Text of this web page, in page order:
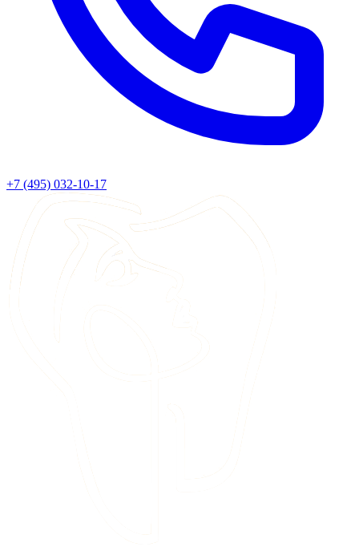
+7 (495) 032-10-17